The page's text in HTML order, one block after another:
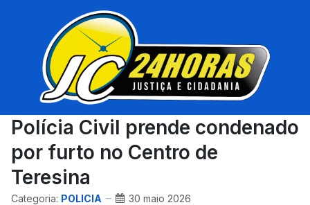
Polícia Civil prende condenado
por furto no Centro de
Teresina
Categoria: POLICIA 30 maio 2026